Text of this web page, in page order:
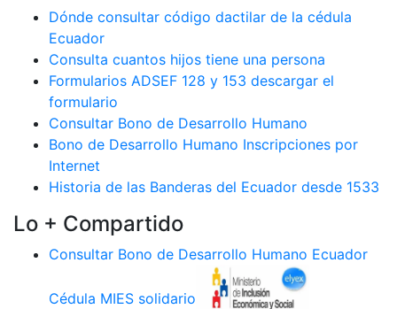
Dónde consultar código dactilar de la cédula
Ecuador
Consulta cuantos hijos tiene una persona
Formularios ADSEF 128 y 153 descargar el
formulario
Consultar Bono de Desarrollo Humano
Bono de Desarrollo Humano Inscripciones por
Internet
Historia de las Banderas del Ecuador desde 1533
Lo + Compartido
Consultar Bono de Desarrollo Humano Ecuador
Cédula MIES solidario